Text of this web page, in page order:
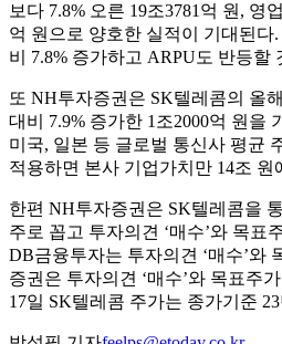
보다 7.8% 오른 19조3781억 원, 영
억 원으로 양호한 실적이 기대된다
비 7.8% 증가하고 ARPU도 반등할
또 NH투자증권은 SK텔레콤의 올
대비 7.9% 증가한 1조2000억 원을
미국, 일본 등 글로벌 통신사 평균
적용하면 본사 기업가치만 14조
한편 NH투자증권은 SK텔레콤을
주로 꼽고 투자의견 ‘매수’와 목표
DB금융투자는 투자의견 ‘매수’와
증권은 투자의견 ‘매수’와 목표주
17일 SK텔레콤 주가는 종가기준